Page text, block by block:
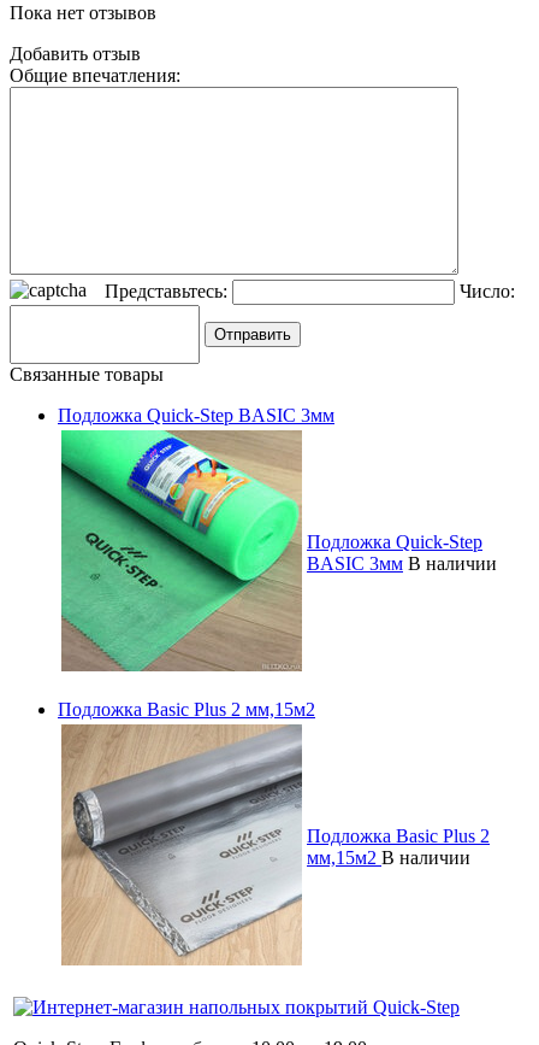
Пока нет отзывов
Добавить отзыв
Общие впечатления:
Представьтесь: Число:
Связанные товары
Подложка Quick-Step BASIC 3мм
Подложка Quick-Step
BASIC 3мм В наличии
Подложка Basic Plus 2 мм,15м2
Подложка Basic Plus 2
мм,15м2 В наличии